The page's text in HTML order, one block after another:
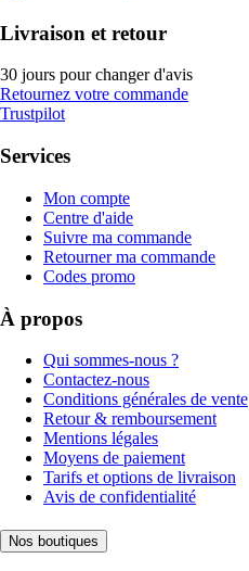
Livraison et retour
30 jours pour changer d'avis
Retournez votre commande
Trustpilot
Services
Mon compte
Centre d'aide
Suivre ma commande
Retourner ma commande
Codes promo
À propos
Qui sommes-nous ?
Contactez-nous
Conditions générales de vente
Retour & remboursement
Mentions légales
Moyens de paiement
Tarifs et options de livraison
Avis de confidentialité
Nos boutiques